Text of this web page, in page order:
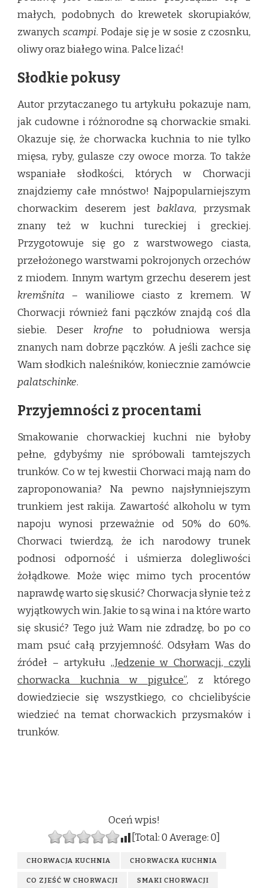
małych, podobnych do krewetek skorupiaków,
zwanych scampi. Podaje się je w sosie z czosnku,
oliwy oraz białego wina. Palce lizać!
Słodkie pokusy
Autor przytaczanego tu artykułu pokazuje nam,
jak cudowne i różnorodne są chorwackie smaki.
Okazuje się, że chorwacka kuchnia to nie tylko
mięsa, ryby, gulasze czy owoce morza. To także
wspaniałe słodkości, których w Chorwacji
znajdziemy całe mnóstwo! Najpopularniejszym
chorwackim deserem jest baklava, przysmak
znany też w kuchni tureckiej i greckiej.
Przygotowuje się go z warstwowego ciasta,
przełożonego warstwami pokrojonych orzechów
z miodem. Innym wartym grzechu deserem jest
kremšnita – waniliowe ciasto z kremem. W
Chorwacji również fani pączków znajdą coś dla
siebie. Deser krofne to południowa wersja
znanych nam dobrze pączków. A jeśli zachce się
Wam słodkich naleśników, koniecznie zamówcie
palatschinke.
Przyjemności z procentami
Smakowanie chorwackiej kuchni nie byłoby
pełne, gdybyśmy nie spróbowali tamtejszych
trunków. Co w tej kwestii Chorwaci mają nam do
zaproponowania? Na pewno najsłynniejszym
trunkiem jest rakija. Zawartość alkoholu w tym
napoju wynosi przeważnie od 50% do 60%.
Chorwaci twierdzą, że ich narodowy trunek
podnosi odporność i uśmierza dolegliwości
żołądkowe. Może więc mimo tych procentów
naprawdę warto się skusić? Chorwacja słynie też z
wyjątkowych win. Jakie to są wina i na które warto
się skusić? Tego już Wam nie zdradzę, bo po co
mam psuć całą przyjemność. Odsyłam Was do
źródeł – artykułu „Jedzenie w Chorwacji, czyli
chorwacka kuchnia w pigułce”, z którego
dowiedziecie się wszystkiego, co chcielibyście
wiedzieć na temat chorwackich przysmaków i
trunków.
Oceń wpis!
[Total:0Average:0]
CHORWACJA KUCHNIA CHORWACKA KUCHNIA
CO ZJEŚĆ W CHORWACJI SMAKI CHORWACJI